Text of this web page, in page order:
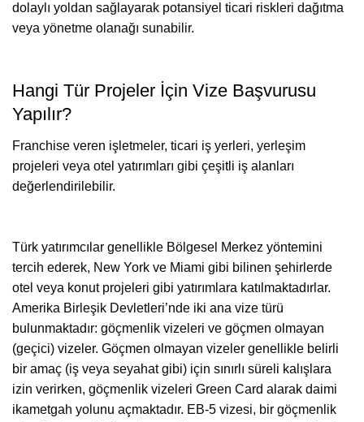
dolaylı yoldan sağlayarak potansiyel ticari riskleri dağıtma
veya yönetme olanağı sunabilir.
Hangi Tür Projeler İçin Vize Başvurusu
Yapılır?
Franchise veren işletmeler, ticari iş yerleri, yerleşim
projeleri veya otel yatırımları gibi çeşitli iş alanları
değerlendirilebilir.
Türk yatırımcılar genellikle Bölgesel Merkez yöntemini
tercih ederek, New York ve Miami gibi bilinen şehirlerde
otel veya konut projeleri gibi yatırımlara katılmaktadırlar.
Amerika Birleşik Devletleri’nde iki ana vize türü
bulunmaktadır: göçmenlik vizeleri ve göçmen olmayan
(geçici) vizeler. Göçmen olmayan vizeler genellikle belirli
bir amaç (iş veya seyahat gibi) için sınırlı süreli kalışlara
izin verirken, göçmenlik vizeleri Green Card alarak daimi
ikametgah yolunu açmaktadır. EB-5 vizesi, bir göçmenlik